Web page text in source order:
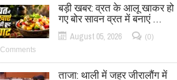
बड़ी खबर: व्रत के आलू खाकर हो
गए बोर सावन व्रत में बनाएं …
August 05, 2026
(0)
Comments
ताजा: थाली में जहर जीरालौंग में